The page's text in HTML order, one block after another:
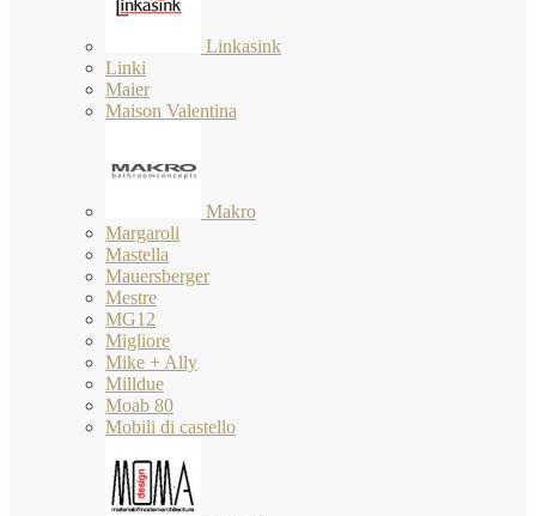
Linkasink
Linki
Maier
Maison Valentina
Makro
Margaroli
Mastella
Mauersberger
Mestre
MG12
Migliore
Mike + Ally
Milldue
Moab 80
Mobili di castello